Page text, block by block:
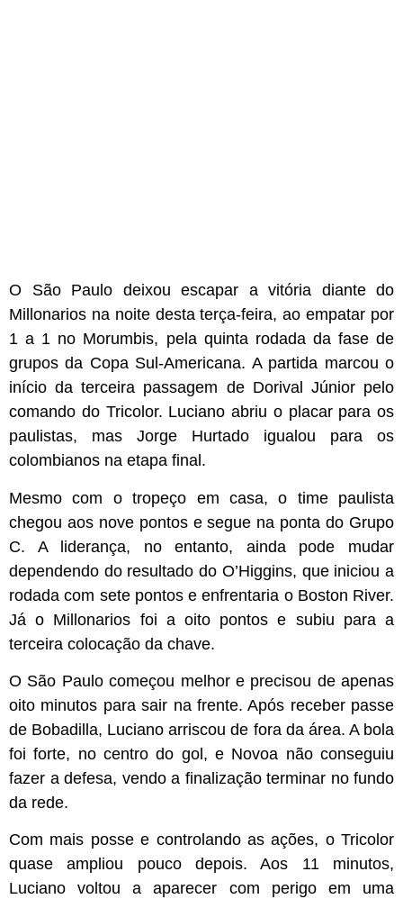
O São Paulo deixou escapar a vitória diante do
Millonarios na noite desta terça-feira, ao empatar por
1 a 1 no Morumbis, pela quinta rodada da fase de
grupos da Copa Sul-Americana. A partida marcou o
início da terceira passagem de Dorival Júnior pelo
comando do Tricolor. Luciano abriu o placar para os
paulistas, mas Jorge Hurtado igualou para os
colombianos na etapa final.
Mesmo com o tropeço em casa, o time paulista
chegou aos nove pontos e segue na ponta do Grupo
C. A liderança, no entanto, ainda pode mudar
dependendo do resultado do O’Higgins, que iniciou a
rodada com sete pontos e enfrentaria o Boston River.
Já o Millonarios foi a oito pontos e subiu para a
terceira colocação da chave.
O São Paulo começou melhor e precisou de apenas
oito minutos para sair na frente. Após receber passe
de Bobadilla, Luciano arriscou de fora da área. A bola
foi forte, no centro do gol, e Novoa não conseguiu
fazer a defesa, vendo a finalização terminar no fundo
da rede.
Com mais posse e controlando as ações, o Tricolor
quase ampliou pouco depois. Aos 11 minutos,
Luciano voltou a aparecer com perigo em uma